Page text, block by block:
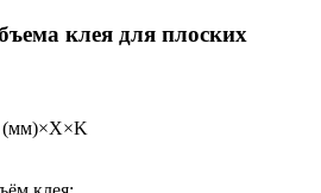
клея для плоских
(мм)×X×K